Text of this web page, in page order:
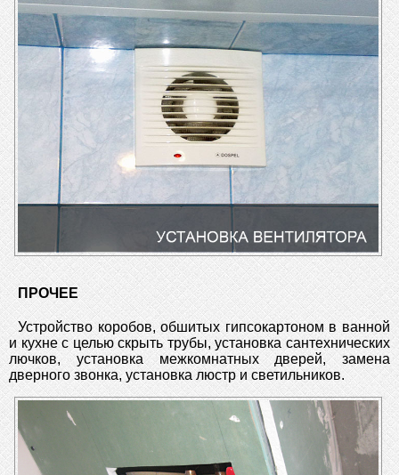
ПРОЧЕЕ
Устройство коробов, обшитых гипсокартоном в ванной
и кухне с целью скрыть трубы, установка сантехнических
лючков, установка межкомнатных дверей, замена
дверного звонка, установка люстр и светильников.